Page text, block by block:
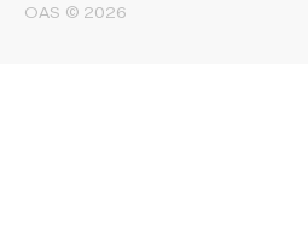
OAS © 2026